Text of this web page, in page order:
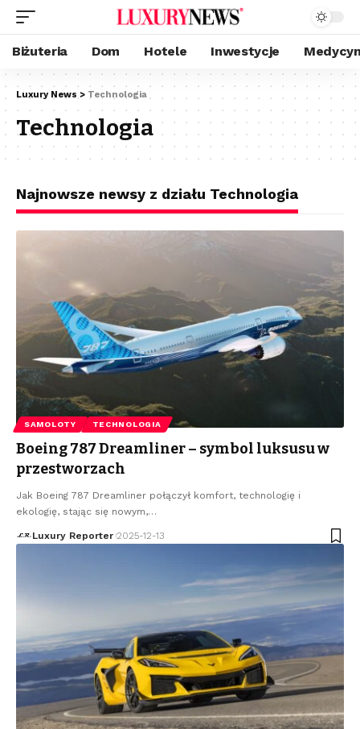
Biżuteria Dom Hotele Inwestycje
Luxury News > Technologia
Technologia
Najnowsze newsy z działu Technologia
SAMOLOTY TECHNOLOGIA
Boeing 787 Dreamliner – symbol luksusu w
przestworzach
Jak Boeing 787 Dreamliner połączył komfort, technologię i
ekologię, stając się nowym,…
Luxury Reporter 2025-12-13